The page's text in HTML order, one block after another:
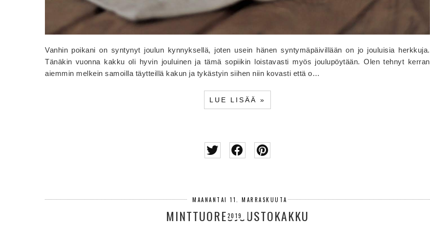
Vanhin poikani on syntynyt joulun kynnyksellä, joten usein hänen syntymäpäivillään on jo jouluisia herkkuja.
Tänäkin vuonna kakku oli hyvin jouluinen ja tämä sopiikin loistavasti myös joulupöytään. Olen tehnyt kerran
aiemmin melkein samoilla täytteillä kakun ja tykästyin siihen niin kovasti että o…
LUE LISÄÄ »
MAANANTAI 11. MARRASKUUTA
2019
MINTTUOREOJUUSTOKAKKU